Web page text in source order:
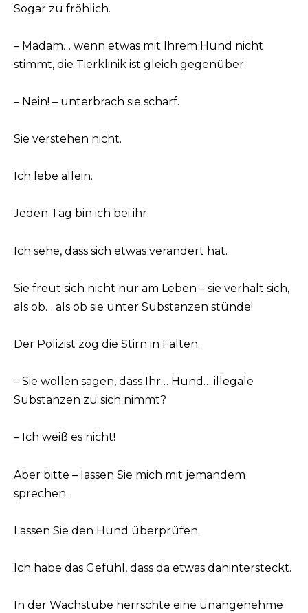
Sogar zu fröhlich.
– Madam… wenn etwas mit Ihrem Hund nicht
stimmt, die Tierklinik ist gleich gegenüber.
– Nein! – unterbrach sie scharf.
Sie verstehen nicht.
Ich lebe allein.
Jeden Tag bin ich bei ihr.
Ich sehe, dass sich etwas verändert hat.
Sie freut sich nicht nur am Leben – sie verhält sich,
als ob… als ob sie unter Substanzen stünde!
Der Polizist zog die Stirn in Falten.
– Sie wollen sagen, dass Ihr… Hund… illegale
Substanzen zu sich nimmt?
– Ich weiß es nicht!
Aber bitte – lassen Sie mich mit jemandem
sprechen.
Lassen Sie den Hund überprüfen.
Ich habe das Gefühl, dass da etwas dahintersteckt.
In der Wachstube herrschte eine unangenehme